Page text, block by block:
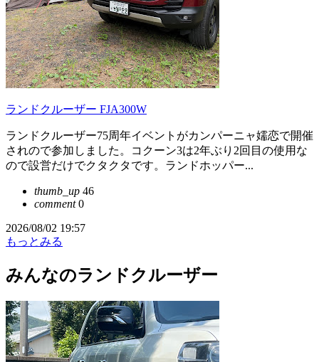
ランドクルーザー FJA300W
ランドクルーザー75周年イベントがカンパーニャ嬬恋で開催
されので参加しました。コクーン3は2年ぶり2回目の使用な
ので設営だけでクタクタです。ランドホッパー...
thumb_up 46
comment0
2026/08/02 19:57
もっとみる
みんなのランドクルーザー